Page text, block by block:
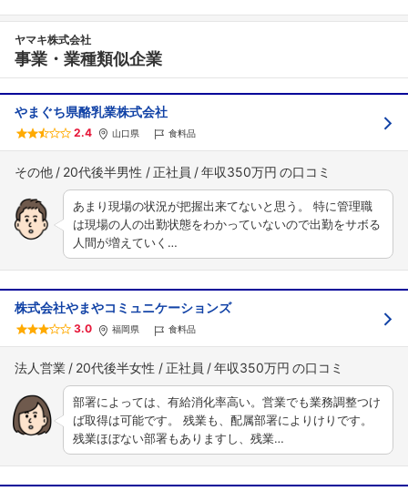
ヤマキ株式会社
事業・業種類似企業
やまぐち県酪乳業株式会社
2.4 山口県 食料品
その他 20代後半男性 正社員 年収350万円
あまり現場の状況が把握出来てないと思う。 特に管理職
は現場の人の出勤状態をわかっていないので出勤をサボる
人間が増えていく…
株式会社やまやコミュニケーションズ
3.0 福岡県 食料品
法人営業 20代後半女性 正社員 年収350万円
部署によっては、有給消化率高い。営業でも業務調整つけ
ば取得は可能です。 残業も、配属部署によりけりです。
残業ほぼない部署もありますし、残業…